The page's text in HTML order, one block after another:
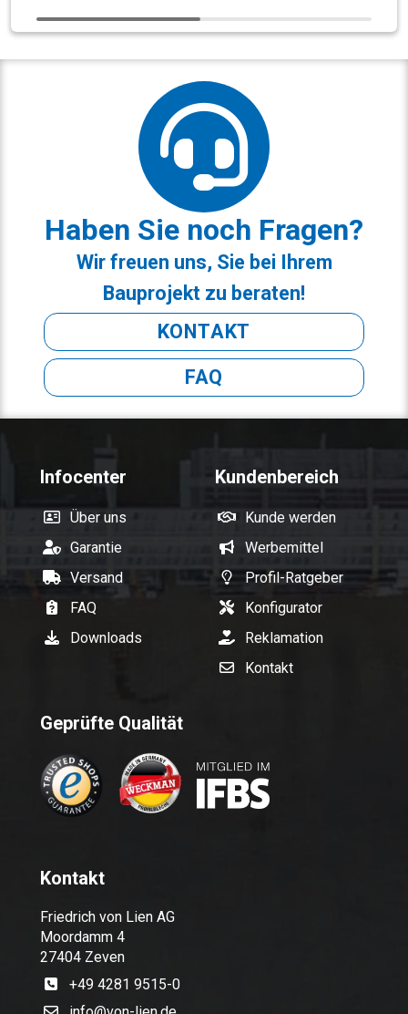
Haben Sie noch Fragen?
Wir freuen uns, Sie bei Ihrem
Bauprojekt zu beraten!
KONTAKT
FAQ
Infocenter
Über uns
Garantie
Versand
FAQ
Downloads
Kundenbereich
Kunde werden
Werbemittel
Profil-Ratgeber
Konfigurator
Reklamation
Kontakt
Geprüfte Qualität
Kontakt
Friedrich von Lien AG
Moordamm 4
27404 Zeven
+49 4281 9515-0